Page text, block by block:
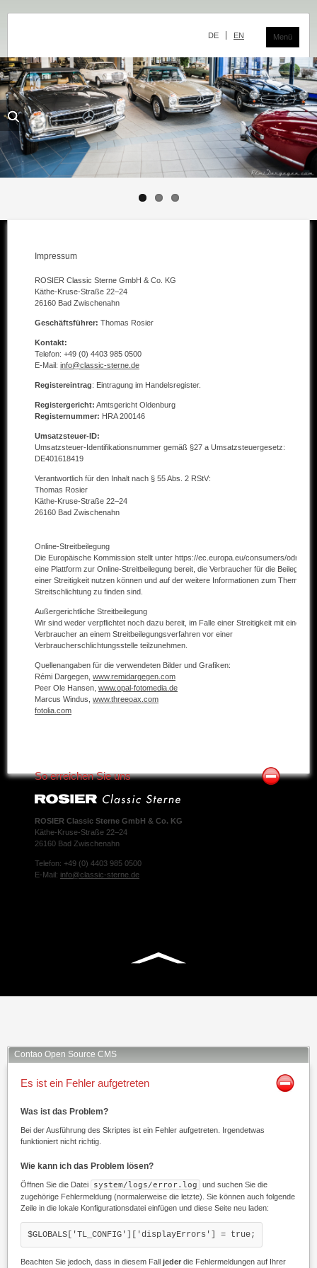
DE EN Menü
Das Classic Center
Geschichte
Die Ausstellung
Verkaufte Fahrzeuge
Impressum
Datenschutz
Impressum
ROSIER Classic Sterne GmbH & Co. KG
Käthe-Kruse-Straße 22–24
26160 Bad Zwischenahn
Geschäftsführer: Thomas Rosier
Kontakt:
Telefon: +49 (0) 4403 985 0500
E-Mail: info@classic-sterne.de
Registereintrag: Eintragung im Handelsregister.
Registergericht: Amtsgericht Oldenburg
Registernummer: HRA 200146
Umsatzsteuer-ID:
Umsatzsteuer-Identifikationsnummer gemäß §27 a Umsatzsteuergesetz:
DE401618419
Verantwortlich für den Inhalt nach § 55 Abs. 2 RStV:
Thomas Rosier
Käthe-Kruse-Straße 22–24
26160 Bad Zwischenahn
Online-Streitbeilegung
Die Europäische Kommission stellt unter https://ec.europa.eu/consumers/odr/
eine Plattform zur Online-Streitbeilegung bereit, die Verbraucher für die Beilegung
einer Streitigkeit nutzen können und auf der weitere Informationen zum Thema
Streitschlichtung zu finden sind.
Außergerichtliche Streitbeilegung
Wir sind weder verpflichtet noch dazu bereit, im Falle einer Streitigkeit mit einem
Verbraucher an einem Streitbeilegungsverfahren vor einer
Verbraucherschlichtungsstelle teilzunehmen.
Quellenangaben für die verwendeten Bilder und Grafiken:
Rémi Dargegen, www.remidargegen.com
Peer Ole Hansen, www.opal-fotomedia.de
Marcus Windus, www.threeoax.com
fotolia.com
So erreichen Sie uns
ROSIER Classic Sterne GmbH & Co. KG
Käthe-Kruse-Straße 22–24
26160 Bad Zwischenahn
Telefon: +49 (0) 4403 985 0500
E-Mail: info@classic-sterne.de
Contao Open Source CMS
Es ist ein Fehler aufgetreten
Was ist das Problem?
Bei der Ausführung des Skriptes ist ein Fehler aufgetreten. Irgendetwas
funktioniert nicht richtig.
Wie kann ich das Problem lösen?
Öffnen Sie die Datei system/logs/error.log
und suchen Sie die
zugehörige Fehlermeldung (normalerweise die letzte). Sie können auch folgende
Zeile in die lokale Konfigurationsdatei einfügen und diese Seite neu laden:
$GLOBALS['TL_CONFIG']['displayErrors'] = true;
Beachten Sie jedoch, dass in diesem Fall jeder die Fehlermeldungen auf Ihrer